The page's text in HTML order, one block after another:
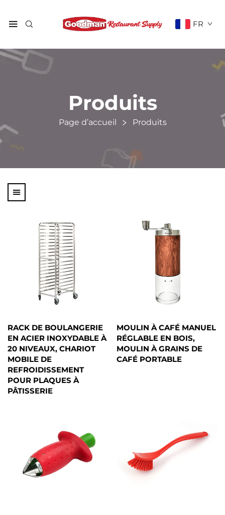
FR
Produits
Page d’accueil Produits
RACK DE BOULANGERIE
EN ACIER INOXYDABLE À
20 NIVEAUX, CHARIOT
MOBILE DE
REFROIDISSEMENT
POUR PLAQUES À
PÂTISSERIE
MOULIN À CAFÉ MANUEL
RÉGLABLE EN BOIS,
MOULIN À GRAINS DE
CAFÉ PORTABLE